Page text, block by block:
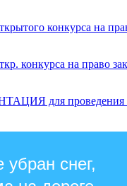
конкурса на
конкурса на право
для проведения
убран снег,